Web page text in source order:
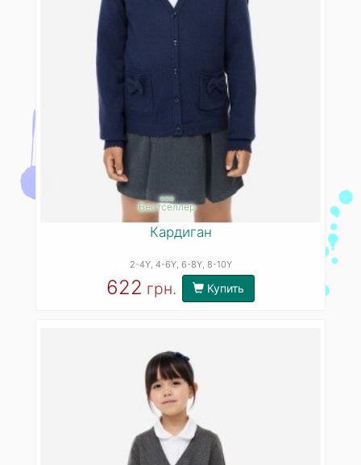
***
Бестселлер
Кардиган
2-4Y, 4-6Y, 6-8Y, 8-10Y
622 грн. Купить